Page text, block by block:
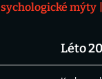
mýty
Léto